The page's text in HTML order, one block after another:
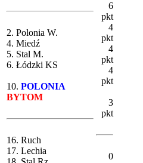
2. Polonia W.
4. Miedź
5. Stal M.
6. Łódzki KS
10. POLONIA
BYTOM
16. Ruch
17. Lechia
6
pkt
4
pkt
4
pkt
4
pkt
3
pkt
0